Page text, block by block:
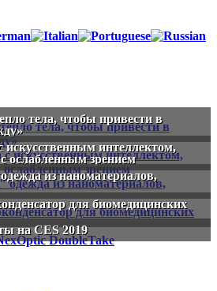
тела, чтобы привести в
искусственным интеллектом,
ослабленным зрением
из наноматериалов,
для биомедицинских
на CES 2019